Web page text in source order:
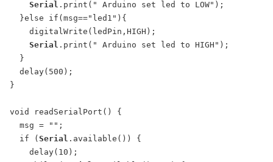
Serial .print(" Arduino set led to LOW");
Serial .print(" Arduino set led to HIGH");
}
void readSerialPort() {
if ( Serial .available()) {